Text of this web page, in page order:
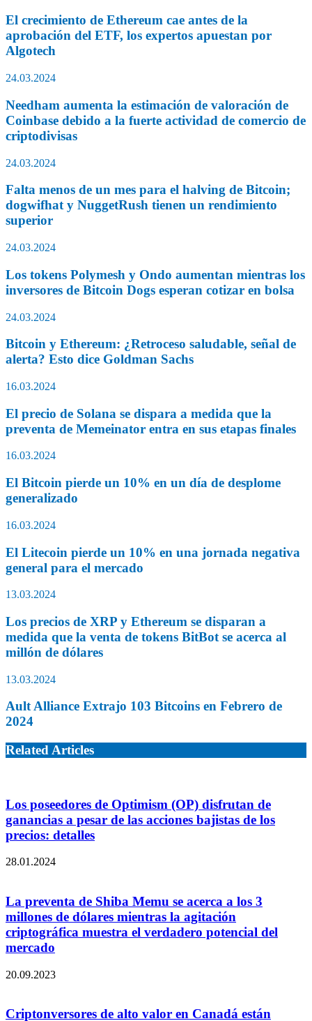
El crecimiento de Ethereum cae antes de la
aprobación del ETF, los expertos apuestan por
Algotech
24.03.2024
Needham aumenta la estimación de valoración de
Coinbase debido a la fuerte actividad de comercio de
criptodivisas
24.03.2024
Falta menos de un mes para el halving de Bitcoin;
dogwifhat y NuggetRush tienen un rendimiento
superior
24.03.2024
Los tokens Polymesh y Ondo aumentan mientras los
inversores de Bitcoin Dogs esperan cotizar en bolsa
24.03.2024
Bitcoin y Ethereum: ¿Retroceso saludable, señal de
alerta? Esto dice Goldman Sachs
16.03.2024
El precio de Solana se dispara a medida que la
preventa de Memeinator entra en sus etapas finales
16.03.2024
El Bitcoin pierde un 10% en un día de desplome
generalizado
16.03.2024
El Litecoin pierde un 10% en una jornada negativa
general para el mercado
13.03.2024
Los precios de XRP y Ethereum se disparan a
medida que la venta de tokens BitBot se acerca al
millón de dólares
13.03.2024
Ault Alliance Extrajo 103 Bitcoins en Febrero de
2024
Related Articles
Los poseedores de Optimism (OP) disfrutan de
ganancias a pesar de las acciones bajistas de los
precios: detalles
28.01.2024
La preventa de Shiba Memu se acerca a los 3
millones de dólares mientras la agitación
criptográfica muestra el verdadero potencial del
mercado
20.09.2023
Criptonversores de alto valor en Canadá están